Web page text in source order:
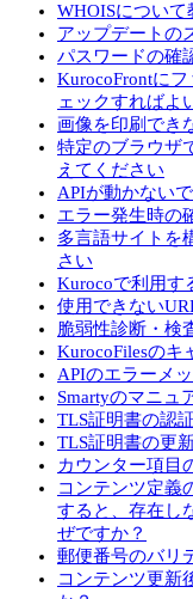
WHOISについ
アップデートの
パスワードの確
KurocoFrontに
ェックすればよ
画像を印刷でき
特定のブラウザ
えてください
APIが動かない
エラー発生時の
多言語サイトを
さい
Kurocoで利用す
使用できない
脆弱性診断・検
KurocoFilesのキ
APIのエラーメ
Smartyのマニュ
TLS証明書の認
TLS証明書の更
カウンター項目
コンテンツ定義
すると、存在し
ぜですか？
郵便番号のバリ
コンテンツ更新